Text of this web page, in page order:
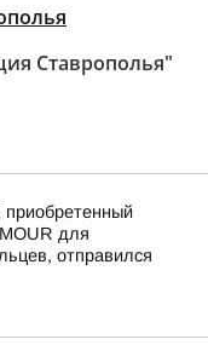
Ставрополья"
приобретенный
для
отправился